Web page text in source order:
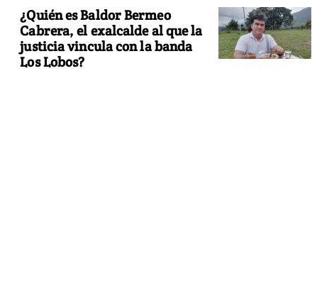
¿Quién es Baldor Bermeo
Cabrera, el exalcalde al que la
justicia vincula con la banda
Los Lobos?